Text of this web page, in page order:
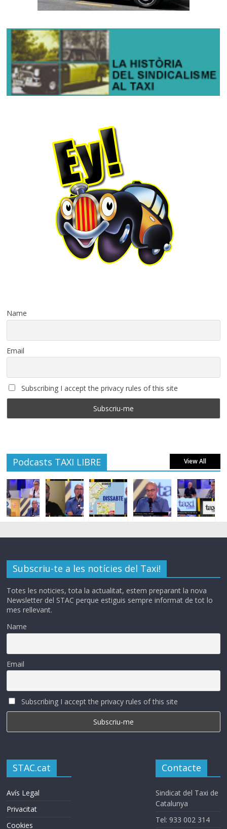
Name
Email
Subscribing I accept the privacy rules of this site
Podcasts TAXI LIBRE View All
Subscriu-te a les notícies del Taxi!
Totes les noticies, tota la actualitat, estem preparant la nova
Newsletter del STAC perque estiguis sempre informat de tot lo
mes rellevant.
Name
Email
Subscribing I accept the privacy rules of this site
STAC.cat
Avís Legal
Privacitat
Cookies
Contacte
Sindicat del Taxi de
Catalunya
Tel: 933 002 314